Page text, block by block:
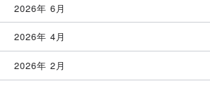
2026年 6月
2026年 4月
2026年 2月